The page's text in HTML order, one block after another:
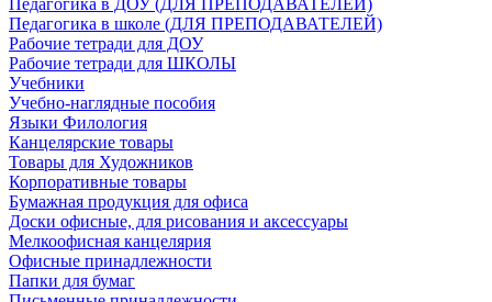
Педагогика в ДОУ (ДЛЯ ПРЕПОДАВАТЕЛЕЙ)
Педагогика в школе (ДЛЯ ПРЕПОДАВАТЕЛЕЙ)
Рабочие тетради для ДОУ
Рабочие тетради для ШКОЛЫ
Учебники
Учебно-наглядные пособия
Языки Филология
Канцелярские товары
Товары для Художников
Корпоративные товары
Бумажная продукция для офиса
Доски офисные, для рисования и аксессуары
Мелкоофисная канцелярия
Офисные принадлежности
Папки для бумаг